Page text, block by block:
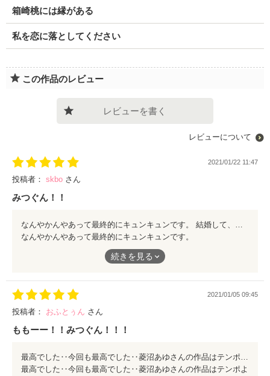
箱崎桃には縁がある
私を恋に落としてください
この作品のレビュー
レビューを書く
レビューについて
2021/01/22 11:47
投稿者： skbo さん
みつぐん！！
なんやかんやあって最終的にキュンキュンです。 結婚して、子供が生まれたりして家族っぽいstoryも見てみたいです。
なんやかんやあって最終的にキュンキュンです。
結婚して、子供が生まれたりして家族っぽいstoryも見てみたい
続きを見る
2021/01/05 09:45
投稿者： おふとぅん さん
ももーー！！みつぐん！！！
最高でした‥今回も最高でした‥菱沼あゆさんの作品はテンポよく読める上に、面白くて好きです。桃と貢の天然ボケ同士のやり取りが好きで、もっともっと読みたくなりました。素敵な作品ありがとうございました！！
最高でした‥今回も最高でした‥菱沼あゆさんの作品はテンポよ